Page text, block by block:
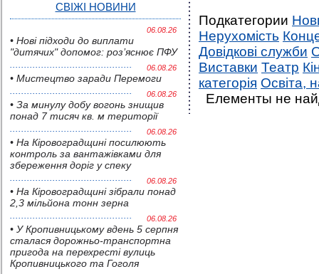
СВІЖІ НОВИНИ
06.08.26
• Нові підходи до виплати
"дитячих" допомог: роз’яснює ПФУ
06.08.26
• Мистецтво заради Перемоги
06.08.26
• За минулу добу вогонь знищив
понад 7 тисяч кв. м території
06.08.26
• На Кіровоградщині посилюють
контроль за вантажівками для
збереження доріг у спеку
06.08.26
• На Кіровоградщині зібрали понад
2,3 мільйона тонн зерна
06.08.26
• У Кропивницькому вдень 5 серпня
сталася дорожньо-транспортна
пригода на перехресті вулиць
Кропивницького та Гоголя
Подкатегории
Нерухомість
Довідкові служби
Виставки Театр
категорія Освіта,
Елементы не